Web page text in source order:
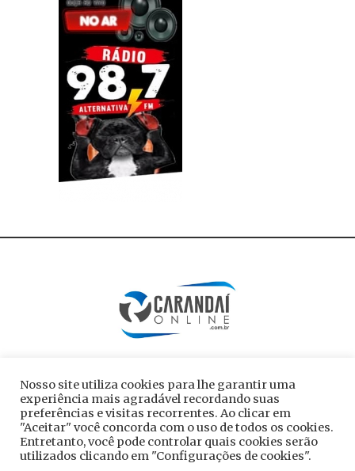
Nosso site utiliza cookies para lhe garantir uma
experiência mais agradável recordando suas
preferências e visitas recorrentes. Ao clicar em
"Aceitar" você concorda com o uso de todos os cookies.
Entretanto, você pode controlar quais cookies serão
utilizados clicando em "Configurações de cookies".